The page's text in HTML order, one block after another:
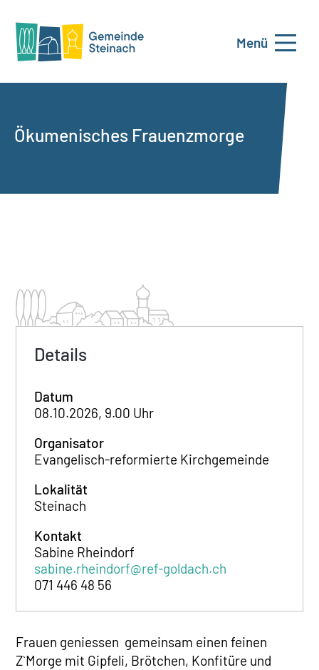
Menü
Ökumenisches Frauenzmorge
Details
Datum
08.10.2026, 9.00 Uhr
Organisator
Evangelisch-reformierte Kirchgemeinde
Lokalität
Steinach
Kontakt
Sabine Rheindorf
sabine.rheindorf@ref-goldach.ch
071 446 48 56
Frauen geniessen gemeinsam einen feinen
Z`Morge mit Gipfeli, Brötchen, Konfitüre und